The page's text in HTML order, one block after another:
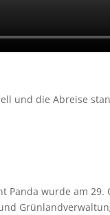
und die Abreise
Panda wurde am